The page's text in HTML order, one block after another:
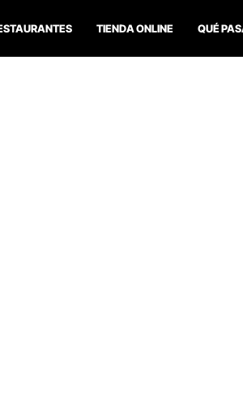
TIENDA ONLINE QUÉ